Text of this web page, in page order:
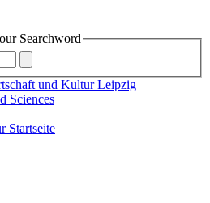
Searchword
und Kultur Leipzig
Sciences